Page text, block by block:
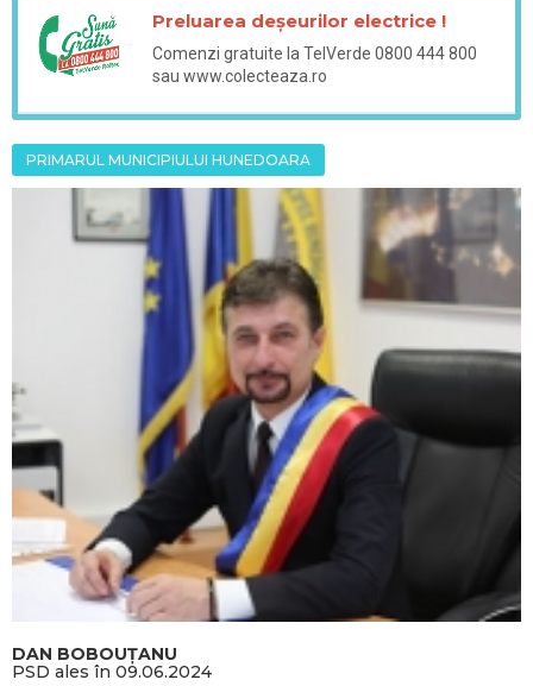
Preluarea deșeurilor electrice !
Comenzi gratuite la TelVerde 0800 444 800
sau www.colecteaza.ro
PRIMARUL MUNICIPIULUI HUNEDOARA
DAN BOBOUȚANU
PSD ales în 09.06.2024